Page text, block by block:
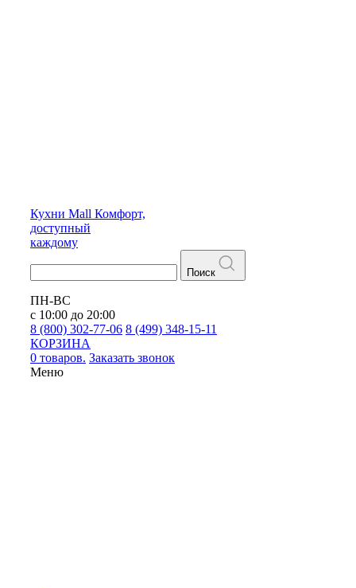
Кухни Mall Комфорт,
доступный
каждому
Поиск
ПН-ВС
с 10:00 до 20:00
8 (800) 302-77-06 8 (499) 348-15-11
КОРЗИНА
0 товаров. Заказать звонок
Меню